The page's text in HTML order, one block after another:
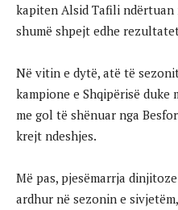
kapiten Alsid Tafili ndërtuan
shumë shpejt edhe
Në vitin e dytë, atë të
kampione e Shqipërisë
me gol të shënuar nga
krejt ndeshjes.
Më pas, pjesëmarrja
ardhur në sezonin e